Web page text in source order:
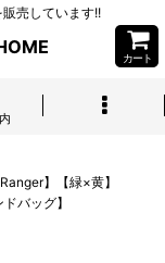
売しています!!
カート
】【緑×黄】
バッグ】